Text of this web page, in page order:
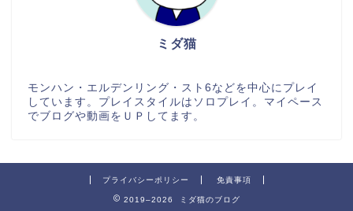
ミダ猫
モンハン・エルデンリング・スト6などを中心にプレイ
しています。プレイスタイルはソロプレイ。マイペース
でブログや動画をＵＰしてます。
プライバシーポリシー 免責事項
2019–2026 ミダ猫のブログ